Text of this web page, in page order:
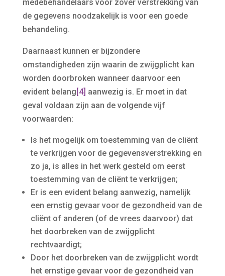
medebehandelaars voor zover verstrekking van
de gegevens noodzakelijk is voor een goede
behandeling.
Daarnaast kunnen er bijzondere
omstandigheden zijn waarin de zwijgplicht kan
worden doorbroken wanneer daarvoor een
evident belang [4] aanwezig is. Er moet in dat
geval voldaan zijn aan de volgende vijf
voorwaarden:
Is het mogelijk om toestemming van de cliënt
te verkrijgen voor de gegevensverstrekking en
zo ja, is alles in het werk gesteld om eerst
toestemming van de cliënt te verkrijgen;
Er is een evident belang aanwezig, namelijk
een ernstig gevaar voor de gezondheid van de
cliënt of anderen (of de vrees daarvoor) dat
het doorbreken van de zwijgplicht
rechtvaardigt;
Door het doorbreken van de zwijgplicht wordt
het ernstige gevaar voor de gezondheid van